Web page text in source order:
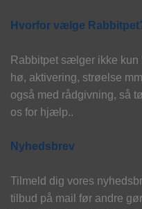
Hvorfor vælge
Rabbitpet sælger ikke kun
hø, aktivering, strøelse
også med rådgivning, så
os for hjælp..
Nyhedsbrev
Tilmeld dig vores
tilbud på mail før andre